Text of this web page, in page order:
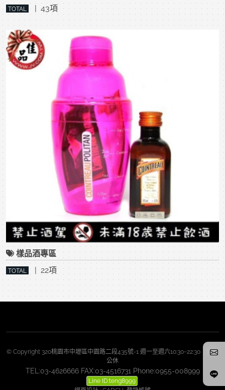
TOTAL | 43項
樣品酒專區
TOTAL | 22項
© Copyright 320桃園市中壢區中園路二段435號-1 週一至週六10:30~22:30 週日
公休
TEL:03-4626666 FAX:03-4516731 Phone:0955-008999
Line ID:teng8999